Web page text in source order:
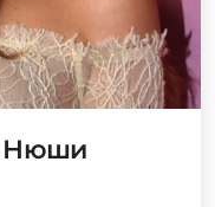
Нюши